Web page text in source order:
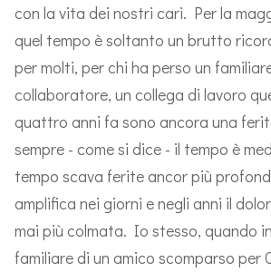
con la vita dei nostri cari. Per la
quel tempo è soltanto un brutto
per molti, per chi ha perso un
collaboratore, un collega di lavoro
quattro anni fa sono ancora una
sempre - come si dice - il tempo è
tempo scava ferite ancor più
amplifica nei giorni e negli anni il
mai più colmata. Io stesso, quando
familiare di un amico scomparso per